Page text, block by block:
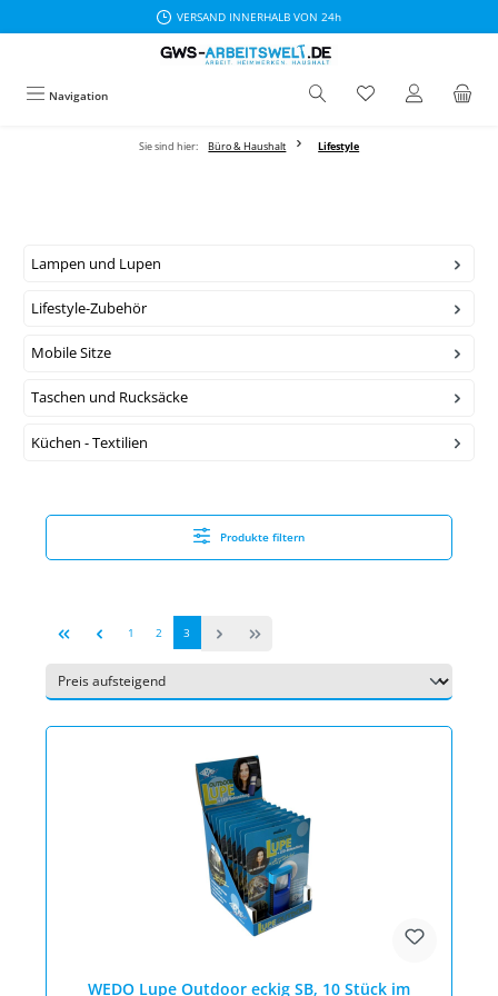
VERSAND INNERHALB VON 24h
Navigation
Sie sind hier: Büro & Haushalt Lifestyle
Lampen und Lupen
Lifestyle-Zubehör
Mobile Sitze
Taschen und Rucksäcke
Küchen - Textilien
Produkte filtern
Seite
1 Seite
2 Seite
3
WEDO Lupe Outdoor eckig SB, 10 Stück im